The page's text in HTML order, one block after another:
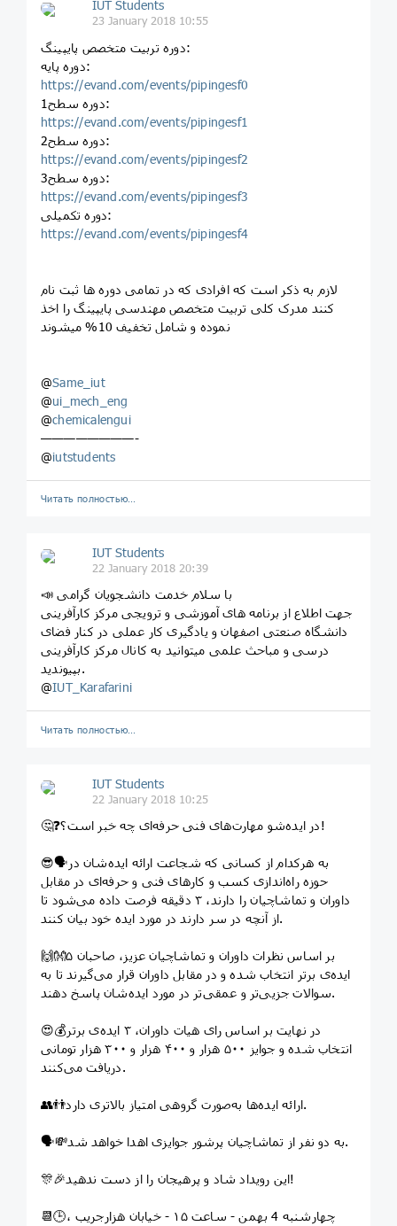
IUT Students
23 January 2018 10:55
دوره تربیت متخصص پایپینگ:
دوره پایه:
https://evand.com/events/pipingesf0
دوره سطح1:
https://evand.com/events/pipingesf1
دوره سطح2:
https://evand.com/events/pipingesf2
دوره سطح3:
https://evand.com/events/pipingesf3
دوره تکمیلی:
https://evand.com/events/pipingesf4
لازم به ذکر است که افرادی که در تمامی دوره ها ثبت نام
کنند مدرک کلی تربیت متخصص مهندسی پایپینگ را اخذ
نموده و شامل تخفیف 10% میشوند
@Same_iut
@ui_mech_eng
@chemicalengui
————————-
@iutstudents
Читать полностью…
IUT Students
22 January 2018 20:39
📣 با سلام خدمت دانشجویان گرامی
جهت اطلاع از برنامه های آموزشی و ترویجی مرکز کارآفرینی
دانشگاه صنعتی اصفهان و یادگیری کار عملی در کنار فضای
درسی و مباحث علمی میتوانید به کانال مرکز کارآفرینی
بپیوندید.
@IUT_Karafarini
Читать полностью…
IUT Students
22 January 2018 10:25
🤔❓در ایده‌شو مهارت‌های فنی حرفه‌ای چه خبر است؟!
😎🗣به هرکدام از کسانی که شجاعت ارائه ایده‌شان در
حوزه راه‌اندازی کسب و کارهای فنی و حرفه‌ای در مقابل
داوران و تماشاچیان را دارند، ۳ دقیقه فرصت داده می‌شود تا
از آنچه در سر دارند در مورد ایده خود بیان کنند.
🙌👐بر اساس نظرات داوران و تماشاچیان عزیز، صاحبان ۵
ایده‌ی برتر انتخاب شده و در مقابل داوران قرار می‌گیرند تا به
سوالات جزیی‌تر و عمقی‌تر در مورد ایده‌شان پاسخ دهند.
😍💰در نهایت بر اساس رای هیات داوران، ۳ ایده‌ی برتر
انتخاب شده و جوایز ۵۰۰ هزار و ۴۰۰ هزار و ۳۰۰ هزار تومانی
دریافت می‌کنند.
👥👬ارائه ایده‌ها به‌صورت گروهی امتیاز بالاتری دارد.
🗣💸به دو نفر از تماشاچیان پرشور جوایزی اهدا خواهد شد.
🎊🎉این رویداد شاد و پرهیجان را از دست ندهید!
📆🕒چهارشنبه 4 بهمن - ساعت ۱۵ - خیابان هزارجریب ،